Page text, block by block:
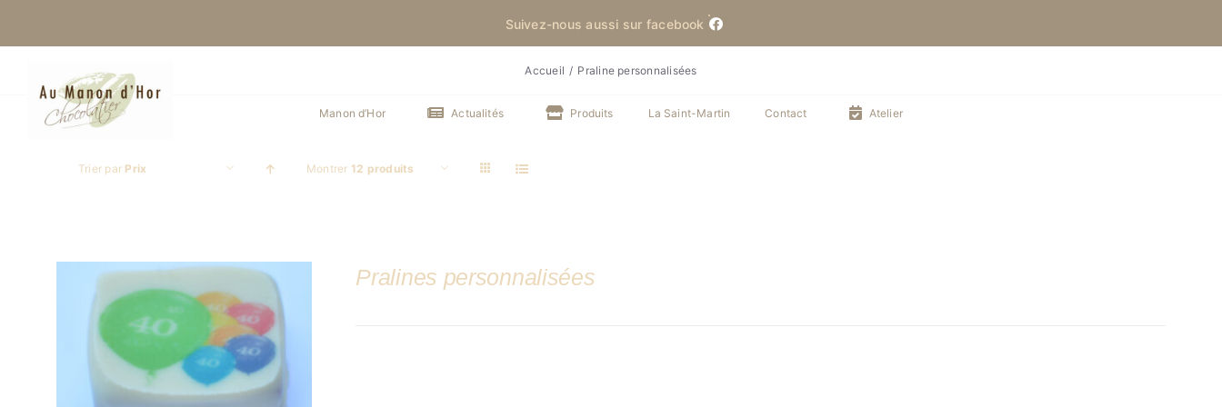
Suivez-nous aussi sur facebook
Manon d’Hor Actualités Produits La Saint-Martin Contact Atelier
Accueil Praline personnalisées
Trier par Prix Montrer 12 produits
DÉTAILS
Pralines personnalisées